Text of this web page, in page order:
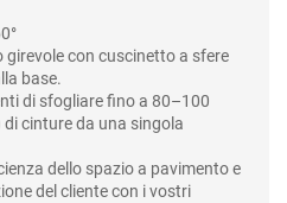
con cuscinetto a sfere
base.
di sfogliare fino a 80–100
cinture da una singola
dello spazio a pavimento e
del cliente con i vostri